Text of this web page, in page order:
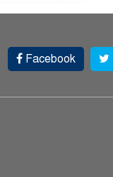
Facebook